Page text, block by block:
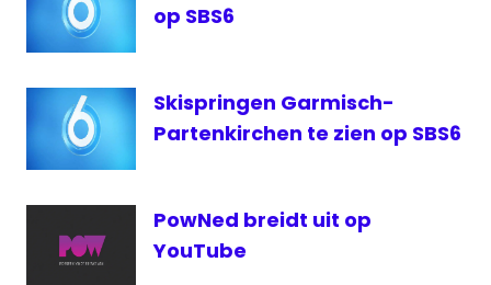
op SBS6
Skispringen Garmisch-
Partenkirchen te zien op SBS6
PowNed breidt uit op
YouTube